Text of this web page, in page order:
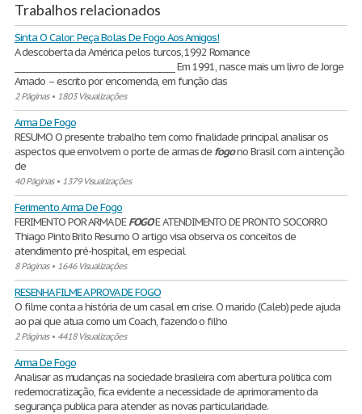
Trabalhos relacionados
Sinta O Calor: Peça Bolas De Fogo Aos Amigos!
A descoberta da América pelos turcos, 1992 Romance
________________________________________ Em 1991, nasce mais um livro de Jorge
Amado – escrito por encomenda, em função das
2 Páginas• 1803 Visualizações
Arma De Fogo
RESUMO O presente trabalho tem como finalidade principal analisar os
aspectos que envolvem o porte de armas de fogono Brasil com a intenção
de
40 Páginas• 1379 Visualizações
Ferimento Arma De Fogo
FERIMENTO POR ARMA DEFOGOE ATENDIMENTO DE PRONTO SOCORRO
Thiago Pinto Brito Resumo O artigo visa observa os conceitos de
atendimento pré-hospital, em especial
8 Páginas• 1646 Visualizações
RESENHA FILME A PROVA DE FOGO
O filme conta a história de um casal em crise. O marido (Caleb) pede ajuda
ao pai que atua como um Coach, fazendo o filho
2 Páginas• 4418 Visualizações
Arma De Fogo
Analisar as mudanças na sociedade brasileira com abertura politica com
redemocratização, fica evidente a necessidade de aprimoramento da
segurança publica para atender as novas particularidade.